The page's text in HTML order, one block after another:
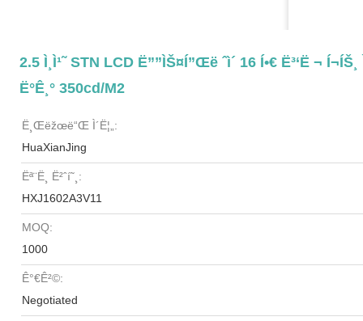
2.5 Ì¸ì¹˜ STN LCD Ë””ìŠ¤í”Œë ˆì´ 16 Í•€ Ë³‘ë ¬
Ë°ê¸° 350cd/m2
Ë¸Œëžœë“œ Ì´ë¦„:
HuaXianJing
Ëª¨ë¸ Ë²ˆí˜¸:
HXJ1602A3V11
MOQ:
1000
Ê°€ê²©:
Negotiated